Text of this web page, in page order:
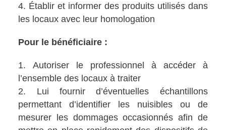
Établir et informer des produits utilisés dans
les locaux avec leur homologation
Pour le bénéficiaire :
Autoriser le professionnel à accéder à
l’ensemble des locaux à traiter
Lui fournir d’éventuelles échantillons
permettant d’identifier les nuisibles ou de
mesurer les dommages occasionnés afin de